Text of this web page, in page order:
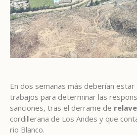
En dos semanas más deberían estar
trabajos para determinar las
sanciones, tras el derrame de
cordillerana de Los Andes y que
rio Blanco.